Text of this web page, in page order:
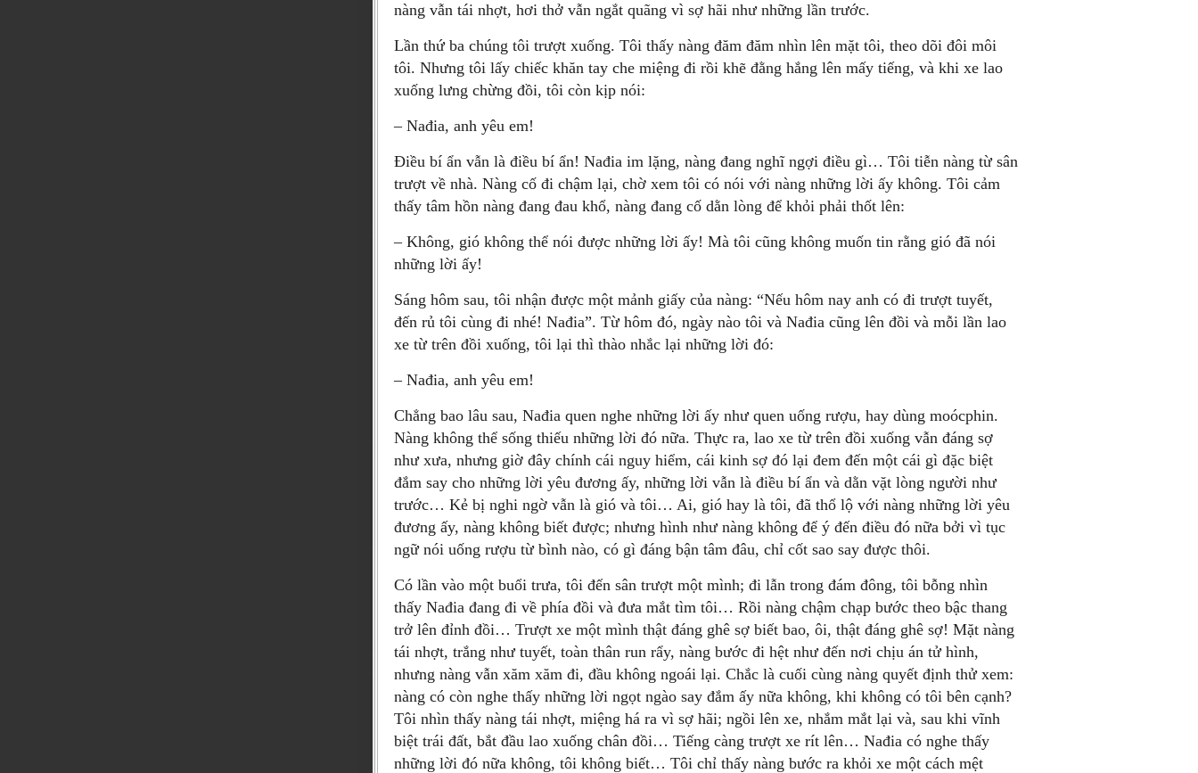
nàng vẫn tái nhợt, hơi thở vẫn ngắt quãng vì sợ hãi như những lần trước.
Lần thứ ba chúng tôi trượt xuống. Tôi thấy nàng đăm đăm nhìn lên mặt tôi, theo dõi đôi môi
tôi. Nhưng tôi lấy chiếc khăn tay che miệng đi rồi khẽ đằng hắng lên mấy tiếng, và khi xe lao
xuống lưng chừng đồi, tôi còn kịp nói:
– Nađia, anh yêu em!
Điều bí ẩn vẫn là điều bí ẩn! Nađia im lặng, nàng đang nghĩ ngợi điều gì… Tôi tiễn nàng từ sân
trượt về nhà. Nàng cố đi chậm lại, chờ xem tôi có nói với nàng những lời ấy không. Tôi cảm
thấy tâm hồn nàng đang đau khổ, nàng đang cố dằn lòng để khỏi phải thốt lên:
– Không, gió không thể nói được những lời ấy! Mà tôi cũng không muốn tin rằng gió đã nói
những lời ấy!
Sáng hôm sau, tôi nhận được một mảnh giấy của nàng: “Nếu hôm nay anh có đi trượt tuyết,
đến rủ tôi cùng đi nhé! Nađia”. Từ hôm đó, ngày nào tôi và Nađia cũng lên đồi và mỗi lần lao
xe từ trên đồi xuống, tôi lại thì thào nhắc lại những lời đó:
– Nađia, anh yêu em!
Chẳng bao lâu sau, Nađia quen nghe những lời ấy như quen uống rượu, hay dùng moócphin.
Nàng không thể sống thiếu những lời đó nữa. Thực ra, lao xe từ trên đồi xuống vẫn đáng sợ
như xưa, nhưng giờ đây chính cái nguy hiểm, cái kinh sợ đó lại đem đến một cái gì đặc biệt
đắm say cho những lời yêu đương ấy, những lời vẫn là điều bí ẩn và dằn vặt lòng người như
trước… Kẻ bị nghi ngờ vẫn là gió và tôi… Ai, gió hay là tôi, đã thổ lộ với nàng những lời yêu
đương ấy, nàng không biết được; nhưng hình như nàng không để ý đến điều đó nữa bởi vì tục
ngữ nói uống rượu từ bình nào, có gì đáng bận tâm đâu, chỉ cốt sao say được thôi.
Có lần vào một buổi trưa, tôi đến sân trượt một mình; đi lẫn trong đám đông, tôi bỗng nhìn
thấy Nađia đang đi về phía đồi và đưa mắt tìm tôi… Rồi nàng chậm chạp bước theo bậc thang
trở lên đỉnh đồi… Trượt xe một mình thật đáng ghê sợ biết bao, ôi, thật đáng ghê sợ! Mặt nàng
tái nhợt, trắng như tuyết, toàn thân run rẩy, nàng bước đi hệt như đến nơi chịu án tử hình,
nhưng nàng vẫn xăm xăm đi, đầu không ngoái lại. Chắc là cuối cùng nàng quyết định thử xem:
nàng có còn nghe thấy những lời ngọt ngào say đắm ấy nữa không, khi không có tôi bên cạnh?
Tôi nhìn thấy nàng tái nhợt, miệng há ra vì sợ hãi; ngồi lên xe, nhắm mắt lại và, sau khi vĩnh
biệt trái đất, bắt đầu lao xuống chân đồi… Tiếng càng trượt xe rít lên… Nađia có nghe thấy
những lời đó nữa không, tôi không biết… Tôi chỉ thấy nàng bước ra khỏi xe một cách mệt